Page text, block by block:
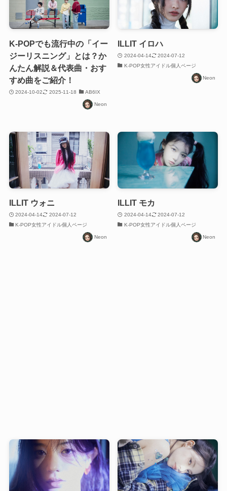
K-POPでも流行中の「イー
ジーリスニング」とは？か
んたん解説＆代表曲・おす
すめ曲をご紹介！
2024-10-02 2025-11-18 AB6IX
Neon
ILLIT イロハ
2024-04-14
2024-07-12
K-POP女性アイドル個人ページ
Neon
ILLIT ウォニ
2024-04-14
2024-07-12
K-POP女性アイドル個人ページ
Neon
ILLIT モカ
2024-04-14
2024-07-12
K-POP女性アイドル個人ページ
Neon